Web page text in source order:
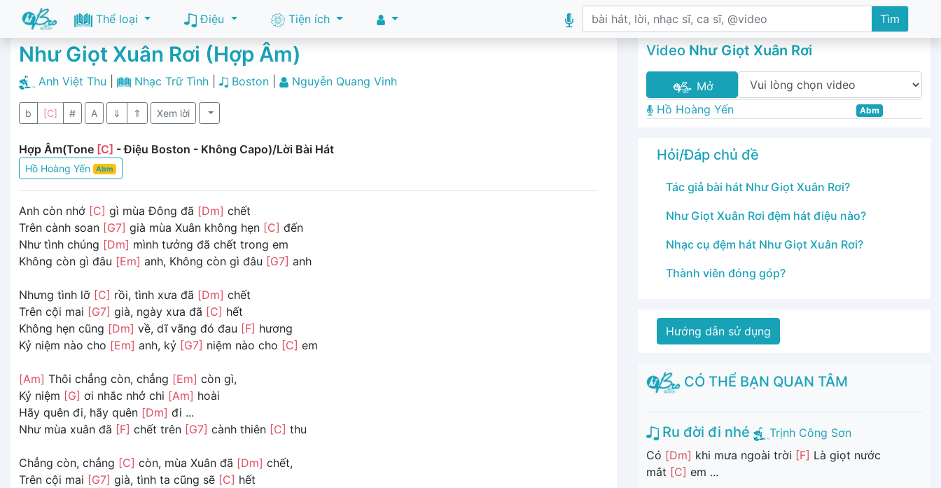
Thể loại Điệu Tiện ích Tìm
Như Giọt Xuân Rơi (Hợp Âm)
Anh Việt Thu Nhạc Trữ Tình| Boston Nguyễn Quang Vinh
b [C] # A ⇓ ⇑ Xem lời
Hợp Âm(Tone [C] - Điệu Boston - Không Capo)/Lời Bài Hát
Hồ Hoàng Yến Abm
Anh còn nhớ [C] gì mùa Đông đã [Dm] chết
Trên cành soan [G7] già mùa Xuân không hẹn [C] đến
Như tình chúng [Dm] mình tưởng đã chết trong em
Không còn gì đâu [Em] anh, Không còn gì đâu [G7] anh
Nhưng tình lỡ [C] rồi, tình xưa đã [Dm] chết
Trên cội mai [G7] già, ngày xưa đã [C] hết
Không hẹn cũng [Dm] về, dĩ vãng đó đau [F] hương
Kỷ niệm nào cho [Em] anh, kỷ [G7] niệm nào cho [C] em
[Am] Thôi chẳng còn, chẳng [Em] còn gì,
Kỷ niệm [G] ơi nhắc nhở chi [Am] hoài
Hãy quên đi, hãy quên [Dm] đi ...
Như mùa xuân đã [F] chết trên [G7] cành thiên [C] thu
Chẳng còn, chẳng [C] còn, mùa Xuân đã [Dm] chết,
Trên cội mai [G7] già, tình ta cũng sẽ [C] hết
Video Như Giọt Xuân Rơi
Mở
Hồ Hoàng Yến
Abm
Hỏi/Đáp chủ đề
Tác giả bài hát Như Giọt Xuân Rơi?
Như Giọt Xuân Rơi đệm hát điệu nào?
Nhạc cụ đệm hát Như Giọt Xuân Rơi?
Thành viên đóng góp?
Hướng dẫn sử dụng
CÓ THỂ BẠN QUAN TÂM
Ru đời đi nhé
Trịnh Công Sơn
Có [Dm] khi mưa ngoài trời [F] Là giọt nước
mắt [C] em ...